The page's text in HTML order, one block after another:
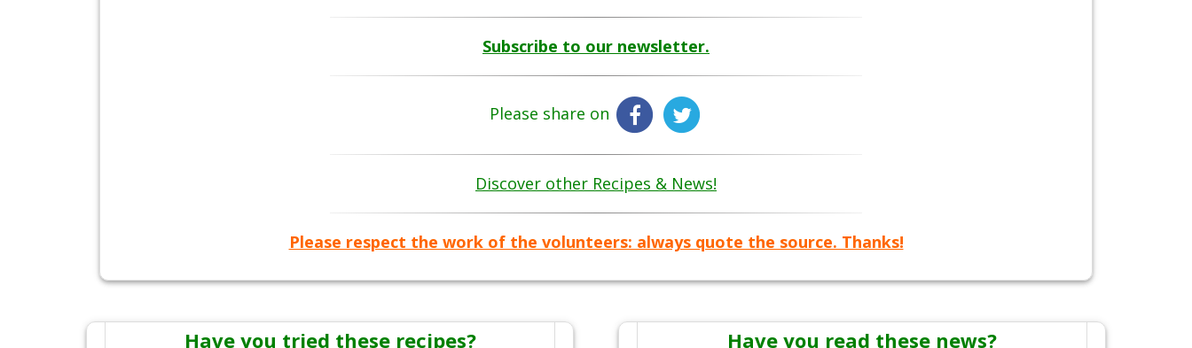
Subscribe to our newsletter.
Please share on
Discover other Recipes & News!
Please respect the work of the volunteers: always quote the source. Thanks!
Have you tried these recipes? Have you read these news?